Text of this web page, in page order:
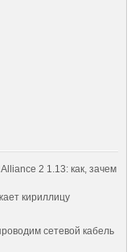
2 1.13: как, зачем
кириллицу
сетевой кабель